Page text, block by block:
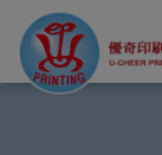
Cookie管理面板